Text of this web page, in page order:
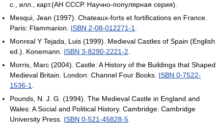
с., илл., карт.(АН СССР. Научно-популярная серия).
Mesqui, Jean (1997). Chateaux-forts et fortifications en France.
Paris: Flammarion. ISBN 2-08-012271-1.
Monreal Y Tejada, Luis (1999). Medieval Castles of Spain (English
ed.). Konemann. ISBN 3-8290-2221-2.
Morris, Marc (2004). Castle: A History of the Buildings that Shaped
Medieval Britain. London: Channel Four Books. ISBN 0-7522-
1536-1.
Pounds, N. J. G. (1994). The Medieval Castle in England and
Wales: A Social and Political History. Cambridge: Cambridge
University Press. ISBN 0-521-45828-5.